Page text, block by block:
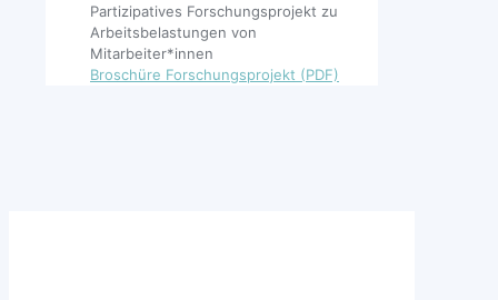
Partizipatives Forschungsprojekt zu
Arbeitsbelastungen von
Mitarbeiter*innen
Broschüre Forschungsprojekt (PDF)